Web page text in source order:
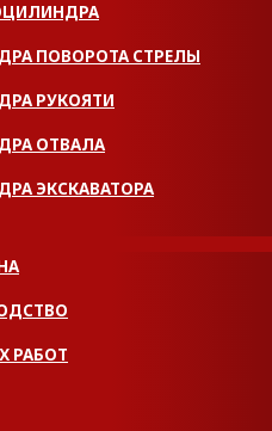
ПОВОРОТА СТРЕЛЫ
РУКОЯТИ
ОТВАЛА
ЭКСКАВАТОРА
РАБОТ